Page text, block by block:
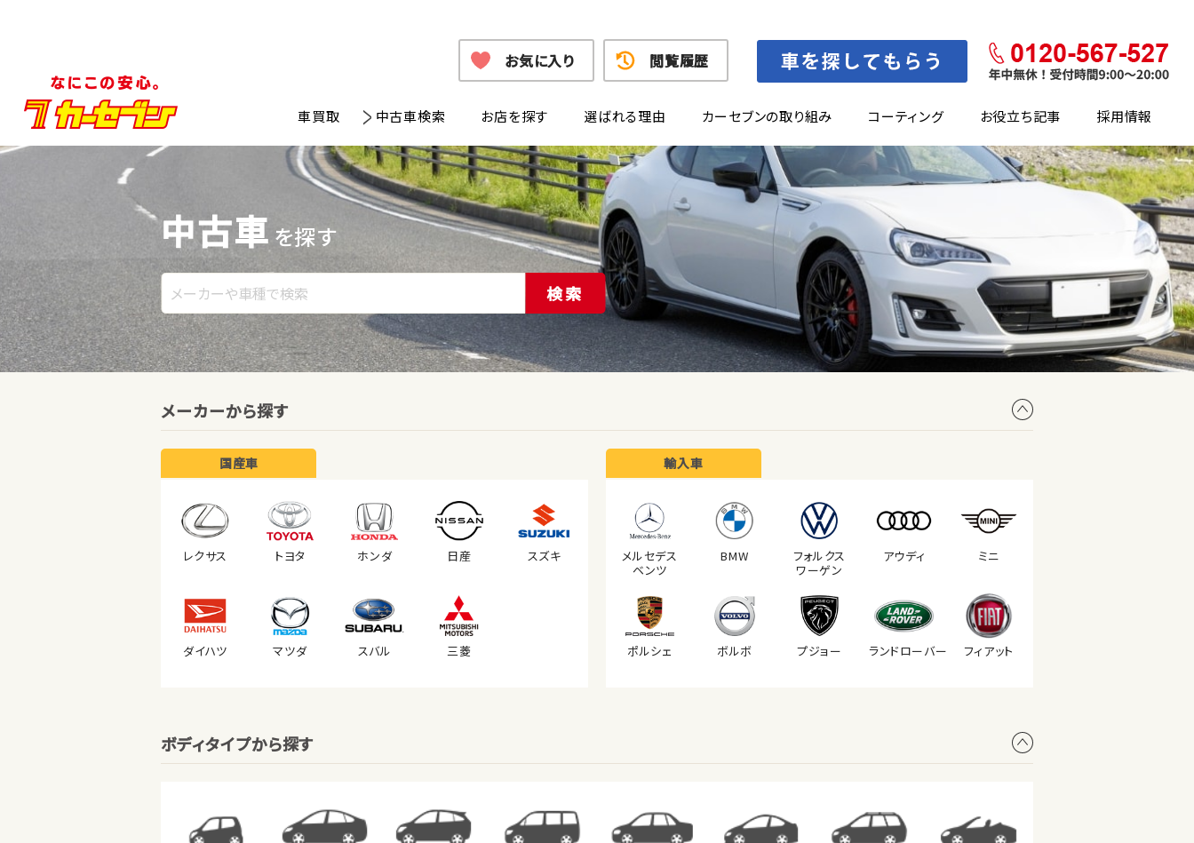
車買取 中古車検索 お店を探す 選ばれる理由 カーセブンの取り組み コーティング お役立ち記事 採用情報
お気に入り 閲覧履歴
中古車 を探す
検索
メーカーから探す
国産車
レクサス トヨタ ホンダ 日産 スズキ
ダイハツ マツダ スバル 三菱
輸入車
メルセデス
ベンツ
BMW
フォルクス
ワーゲン
アウディ ミニ
ポルシェ ボルボ プジョー ランドローバー フィアット
ボディタイプから探す